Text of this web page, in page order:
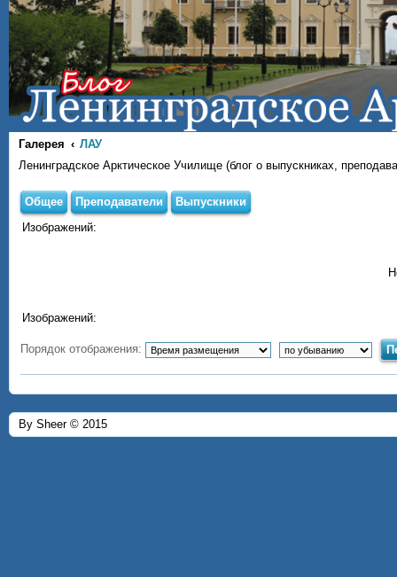
Галерея
ЛАУ
Ленинградское Арктическое Училище (блог о выпускниках,
Общее Преподаватели
Выпускники
Изображений:
Изображений:
Порядок отображения:
By Sheer © 2015